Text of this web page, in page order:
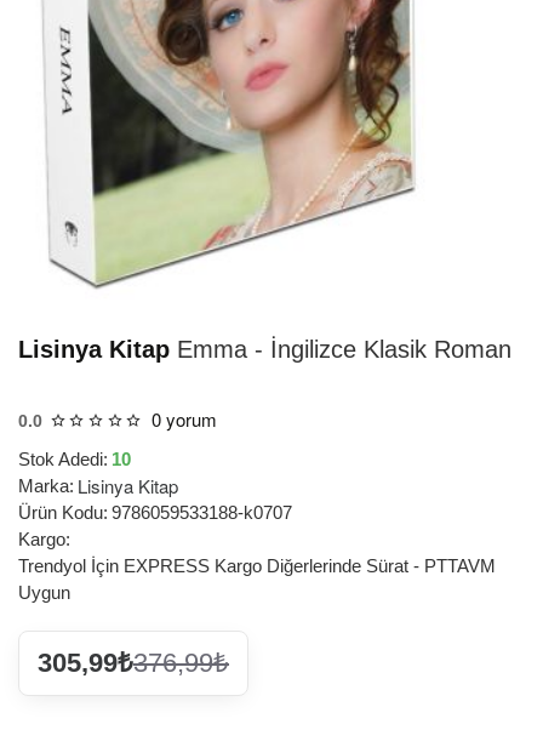
Lisinya Kitap Emma - İngilizce Klasik Roman
0.0 0 yorum
Stok Adedi: 10
Marka: Lisinya Kitap
Ürün Kodu: 9786059533188-k0707
Kargo:
Trendyol İçin EXPRESS Kargo Diğerlerinde Sürat - PTTAVM
Uygun
305,99₺376,99₺